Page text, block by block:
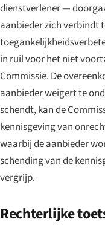
dienstverlener —
aanbieder zich verbindt
in ruil voor het niet
Commissie. De
aanbieder weigert te
schendt, kan de
kennisgeving van
waarbij de aanbieder
schending van de
vergrijp.
Rechterlijke